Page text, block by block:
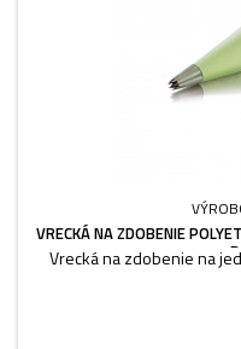
VRECKÁ NA ZDOBENIE
Vrecká na zdobenie na